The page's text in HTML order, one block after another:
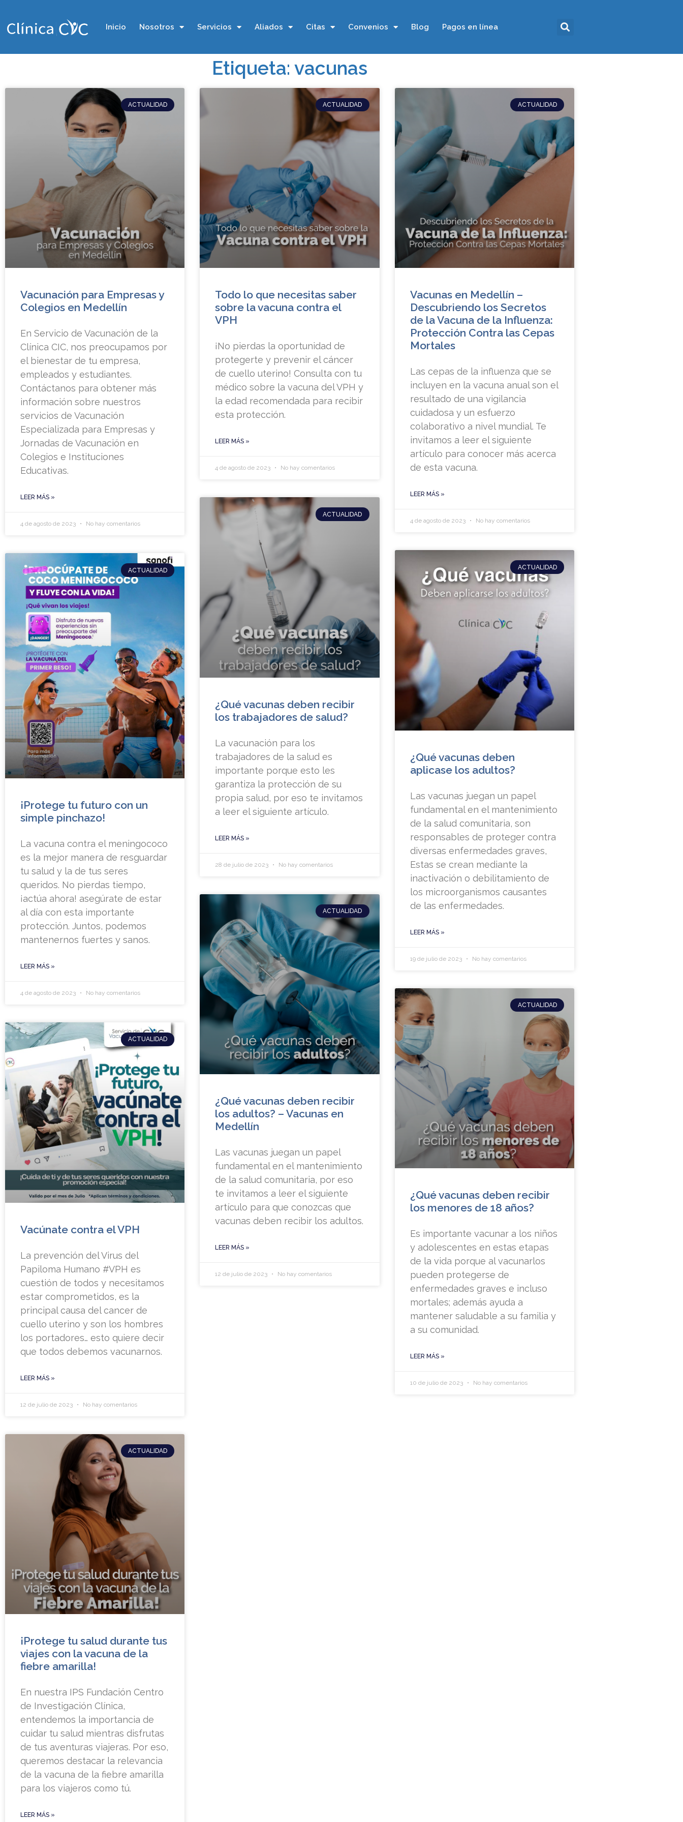
Inicio Nosotros Servicios Aliados Citas Convenios Blog Pagos en línea
Etiqueta: vacunas
ACTUALIDAD
Vacunación para Empresas y
Colegios en Medellín
En Servicio de Vacunación de la
Clínica CIC, nos preocupamos por
el bienestar de tu empresa,
empleados y estudiantes.
Contáctanos para obtener más
información sobre nuestros
servicios de Vacunación
Especializada para Empresas y
Jornadas de Vacunación en
Colegios e Instituciones
Educativas.
LEER MÁS »
4 de agosto de 2023 No hay comentarios
ACTUALIDAD
Todo lo que necesitas saber
sobre la vacuna contra el
VPH
¡No pierdas la oportunidad de
protegerte y prevenir el cáncer
de cuello uterino! Consulta con tu
médico sobre la vacuna del VPH y
la edad recomendada para recibir
esta protección.
LEER MÁS »
4 de agosto de 2023 No hay comentarios
ACTUALIDAD
Vacunas en Medellín –
Descubriendo los Secretos
de la Vacuna de la Influenza:
Protección Contra las Cepas
Mortales
Las cepas de la influenza que se
incluyen en la vacuna anual son el
resultado de una vigilancia
cuidadosa y un esfuerzo
colaborativo a nivel mundial. Te
invitamos a leer el siguiente
artículo para conocer más acerca
de esta vacuna.
LEER MÁS »
4 de agosto de 2023 No hay comentarios
ACTUALIDAD
¡Protege tu futuro con un
simple pinchazo!
La vacuna contra el meningococo
es la mejor manera de resguardar
tu salud y la de tus seres
queridos. No pierdas tiempo,
¡actúa ahora! asegúrate de estar
al día con esta importante
protección. Juntos, podemos
mantenernos fuertes y sanos.
LEER MÁS »
4 de agosto de 2023 No hay comentarios
ACTUALIDAD
¿Qué vacunas deben recibir
los trabajadores de salud?
La vacunación para los
trabajadores de la salud es
importante porque esto les
garantiza la protección de su
propia salud, por eso te invitamos
a leer el siguiente artículo.
LEER MÁS »
28 de julio de 2023 No hay comentarios
ACTUALIDAD
¿Qué vacunas deben
aplicase los adultos?
Las vacunas juegan un papel
fundamental en el mantenimiento
de la salud comunitaria, son
responsables de proteger contra
diversas enfermedades graves,
Estas se crean mediante la
inactivación o debilitamiento de
los microorganismos causantes
de las enfermedades.
LEER MÁS »
19 de julio de 2023 No hay comentarios
ACTUALIDAD
Vacúnate contra el VPH
La prevención del Virus del
Papiloma Humano #VPH es
cuestión de todos y necesitamos
estar comprometidos, es la
principal causa del cancer de
cuello uterino y son los hombres
los portadores… esto quiere decir
que todos debemos vacunarnos.
LEER MÁS »
12 de julio de 2023 No hay comentarios
ACTUALIDAD
¿Qué vacunas deben recibir
los adultos? – Vacunas en
Medellín
Las vacunas juegan un papel
fundamental en el mantenimiento
de la salud comunitaria, por eso
te invitamos a leer el siguiente
artículo para que conozcas que
vacunas deben recibir los adultos.
LEER MÁS »
12 de julio de 2023 No hay comentarios
ACTUALIDAD
¿Qué vacunas deben recibir
los menores de 18 años?
Es importante vacunar a los niños
y adolescentes en estas etapas
de la vida porque al vacunarlos
pueden protegerse de
enfermedades graves e incluso
mortales; además ayuda a
mantener saludable a su familia y
a su comunidad.
LEER MÁS »
10 de julio de 2023 No hay comentarios
ACTUALIDAD
¡Protege tu salud durante tus
viajes con la vacuna de la
fiebre amarilla!
En nuestra IPS Fundación Centro
de Investigación Clínica,
entendemos la importancia de
cuidar tu salud mientras disfrutas
de tus aventuras viajeras. Por eso,
queremos destacar la relevancia
de la vacuna de la fiebre amarilla
para los viajeros como tú.
LEER MÁS »